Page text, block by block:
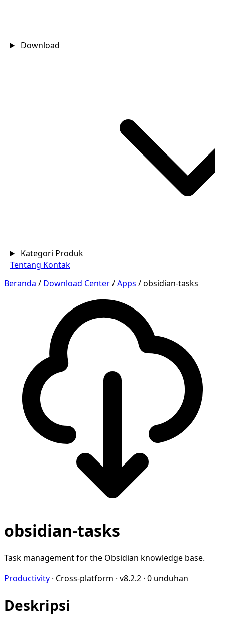
Download
Kategori Produk
Tentang Kontak
Beranda / Download Center/Apps /obsidian-tasks
obsidian-tasks
Task management for the Obsidian knowledge base.
Productivity · Cross-platform · v8.2.2 · 0 unduhan
Deskripsi